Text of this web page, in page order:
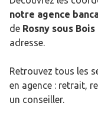
notre agence
de Rosny sous Bois
adresse.
Retrouvez tous les
en agence : retrait,
un conseiller.